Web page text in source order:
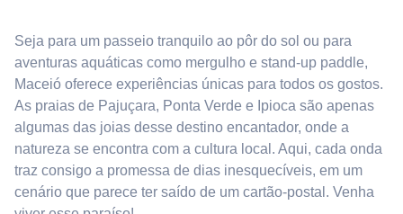
Seja para um passeio tranquilo ao pôr do sol ou para
aventuras aquáticas como mergulho e stand-up paddle,
Maceió oferece experiências únicas para todos os gostos.
As praias de Pajuçara, Ponta Verde e Ipioca são apenas
algumas das joias desse destino encantador, onde a
natureza se encontra com a cultura local. Aqui, cada onda
traz consigo a promessa de dias inesquecíveis, em um
cenário que parece ter saído de um cartão-postal. Venha